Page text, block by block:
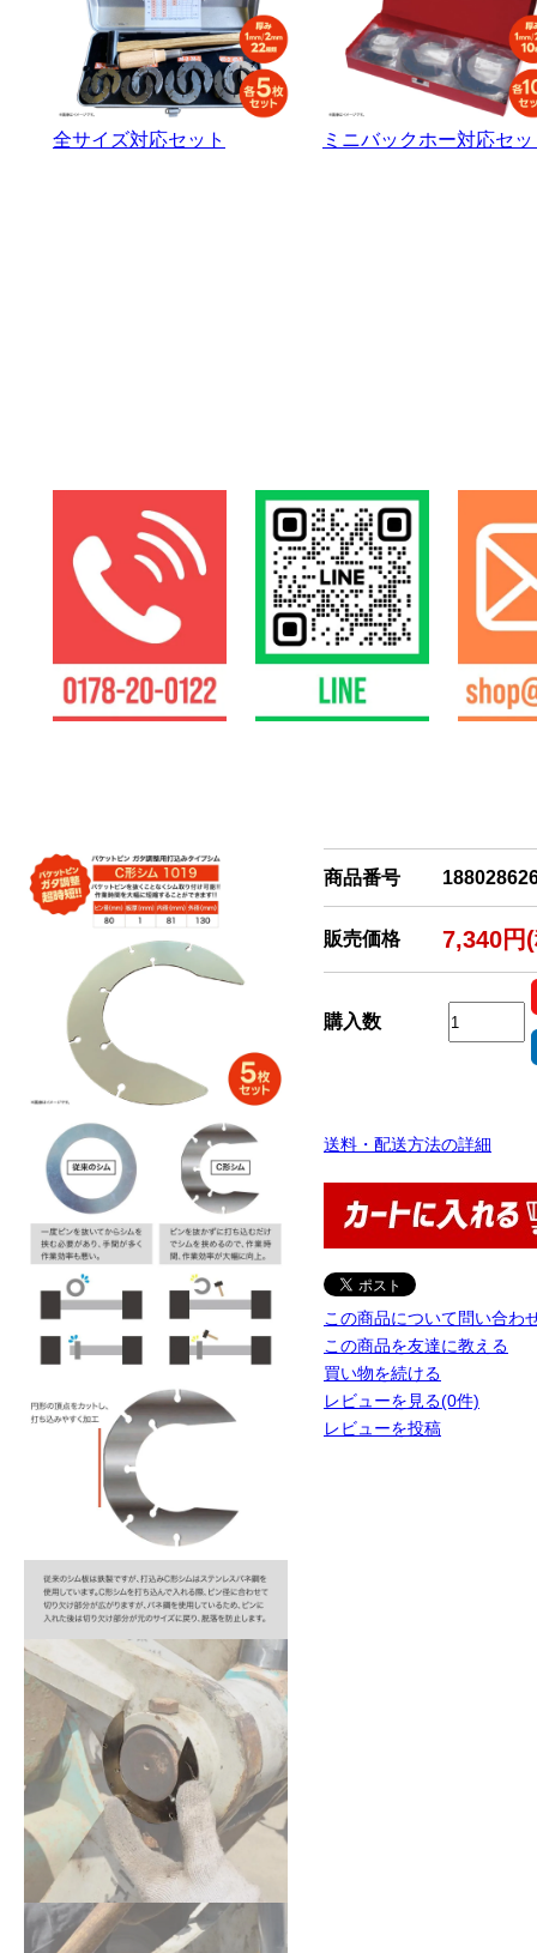
全サイズ対応セット ミニバックホー対応セ
商品番号
販売価格 7,340円
購入数
送料・配送方法の詳細
この商品について問い合わ
この商品を友達に教える
買い物を続ける
レビューを見る(0件)
レビューを投稿